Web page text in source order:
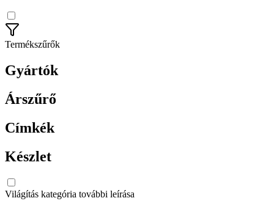
Termékszűrők
Gyártók
Árszűrő
Címkék
Készlet
Világítás kategória további leírása